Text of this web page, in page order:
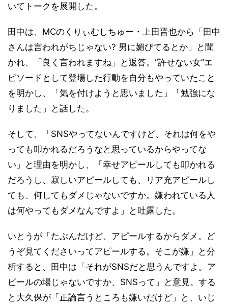
いてトークを展開した。
田中は、MCのくりぃむしちゅー・上田晋也から「田中
さんは言われがちじゃない? 男に媚びてるとか」と聞
かれ、「良く言われますね」と返答。“許せない女”エ
ピソードとして登場した行動を自分もやっていたこと
を明かし、「気を付けようと思いました」「勉強にな
りました」と話した。
そして、「SNSやってないんですけど、それは何をや
っても叩かれるだろうなと思っているからやってな
い」と理由を明かし、「幸せアピールしても叩かれる
だろうし、寂しいアピールしても、リア充アピールし
ても、何してもダメじゃないですか。嫌われている人
は何やってもダメなんですよ」と吐露した。
いとうが「たぶんだけど、アピールするからダメ。ど
うぞ見てくださいってアピールする。そこが嫌」と分
析すると、田中は「それがSNSだと思うんですよ。ア
ピールの場じゃないですか、SNSって」と意見。する
と大久保が「正論言うところも嫌いだけど」と、いじ